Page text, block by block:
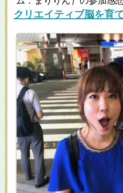
クリエイティブ脳を育